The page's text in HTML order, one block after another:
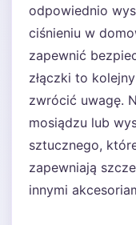
odpowiednio
ciśnieniu w
zapewnić
złączki to
zwrócić uwagę.
mosiądzu lub
sztucznego,
zapewniają
innymi